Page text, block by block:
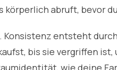
körperlich abruft, bevor
entsteht
bis sie vergriffen